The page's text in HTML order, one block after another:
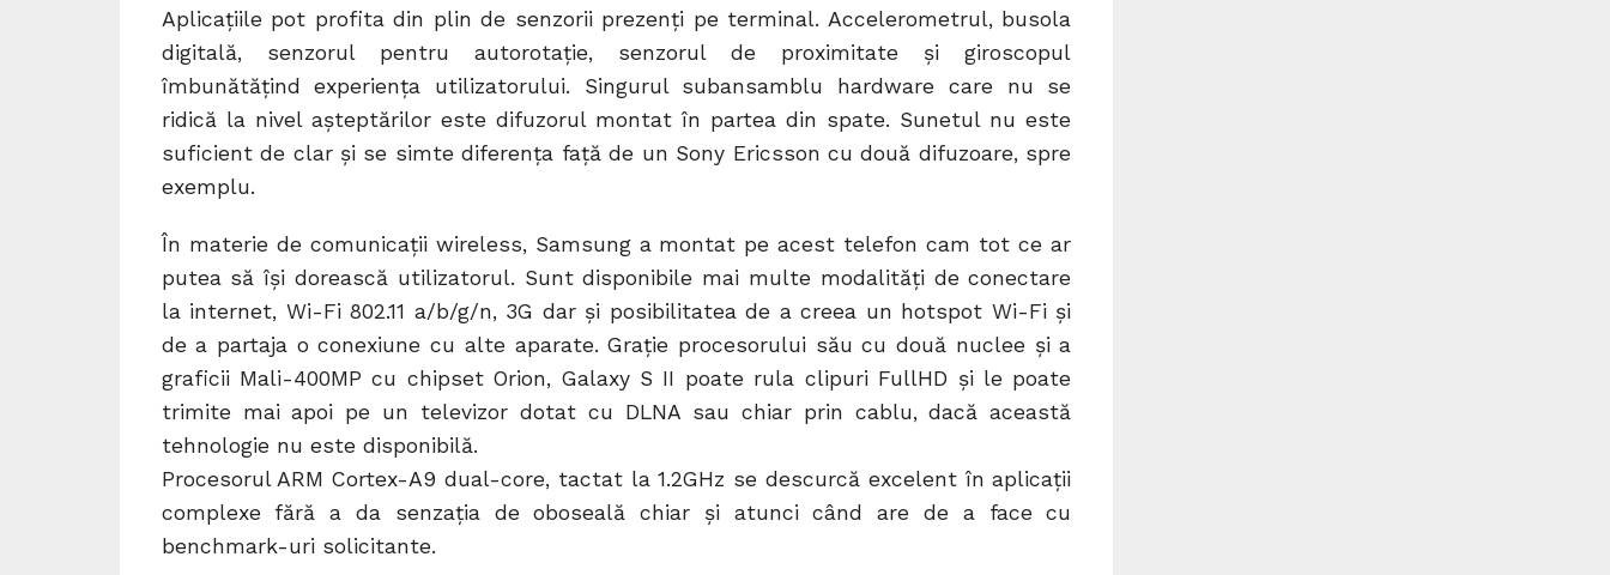
Aplicațiile pot profita din plin de senzorii prezenți pe terminal. Accelerometrul, busola
digitală, senzorul pentru autorotație, senzorul de proximitate și giroscopul
îmbunătățind experiența utilizatorului. Singurul subansamblu hardware care nu se
ridică la nivel așteptărilor este difuzorul montat în partea din spate. Sunetul nu este
suficient de clar și se simte diferența față de un Sony Ericsson cu două difuzoare, spre
exemplu.
În materie de comunicații wireless, Samsung a montat pe acest telefon cam tot ce ar
putea să își dorească utilizatorul. Sunt disponibile mai multe modalități de conectare
la internet, Wi-Fi 802.11 a/b/g/n, 3G dar și posibilitatea de a creea un hotspot Wi-Fi și
de a partaja o conexiune cu alte aparate. Grație procesorului său cu două nuclee și a
graficii Mali-400MP cu chipset Orion, Galaxy S II poate rula clipuri FullHD și le poate
trimite mai apoi pe un televizor dotat cu DLNA sau chiar prin cablu, dacă această
tehnologie nu este disponibilă.
Procesorul ARM Cortex-A9 dual-core, tactat la 1.2GHz se descurcă excelent în aplicații
complexe fără a da senzația de oboseală chiar și atunci când are de a face cu
benchmark-uri solicitante.